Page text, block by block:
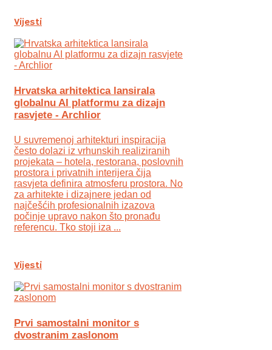
Vijesti
Hrvatska arhitektica lansirala
globalnu AI platformu za dizajn
rasvjete - Archlior
U suvremenoj arhitekturi inspiracija
često dolazi iz vrhunskih realiziranih
projekata – hotela, restorana, poslovnih
prostora i privatnih interijera čija
rasvjeta definira atmosferu prostora. No
za arhitekte i dizajnere jedan od
najčešćih profesionalnih izazova
počinje upravo nakon što pronađu
referencu. Tko stoji iza ...
Vijesti
Prvi samostalni monitor s
dvostranim zaslonom